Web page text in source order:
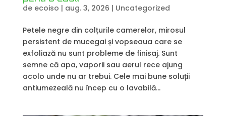
de ecoiso | aug. 3, 2026 | Uncategorized
Petele negre din colțurile camerelor, mirosul
persistent de mucegai și vopseaua care se
exfoliază nu sunt probleme de finisaj. Sunt
semne că apa, vaporii sau aerul rece ajung
acolo unde nu ar trebui. Cele mai bune soluții
antiumezeală nu încep cu o lavabilă...